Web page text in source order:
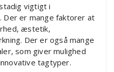
vigtigt i
Der er mange faktorer at
æstetik,
Der er også mange
som giver mulighed
tagtyper.